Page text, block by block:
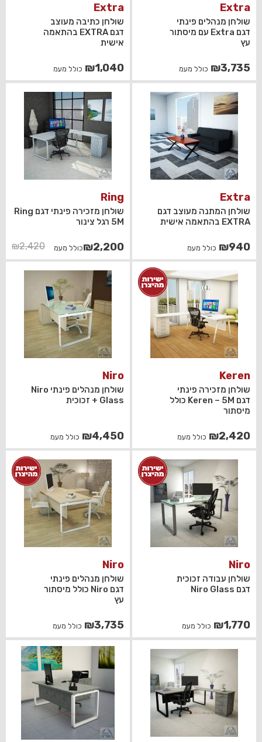
Extra
שולחן מנהלים פינתי
דגם Extra עם מיסתור
עץ
₪3,735 כולל מעמ
Extra
שולחן כתיבה מעוצב
דגם EXTRA בהתאמה
אישית
₪1,040 כולל מעמ
Extra
שולחן המתנה מעוצב דגם
EXTRA בהתאמה אישית
₪940 כולל מעמ
Ring
שולחן מזכירה פינתי דגם Ring
5M רגל צינור
₪2,420
המחיר
המקורי
היה:
₪2,420.
₪2,200
המחיר
הנוכחי
הוא:
₪2,200.
כולל מעמ
Keren
שולחן מזכירה פינתי
דגם Keren – 5M כולל
מיסתור
₪2,420 כולל מעמ
Niro
שולחן מנהלים פינתי Niro
Glass + זכוכית
₪4,450 כולל מעמ
Niro
שולחן עבודה זכוכית
דגם Niro Glass
₪1,770 כולל מעמ
Niro
שולחן מנהלים פינתי
דגם Niro כולל מיסתור
עץ
₪3,735 כולל מעמ